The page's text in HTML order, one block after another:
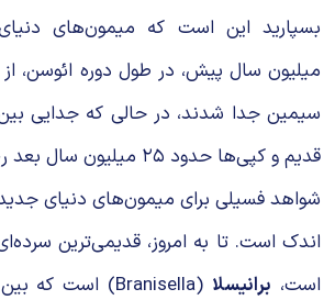
میلیون سال پیش، در طول دوره ائوسن،
سیمین جدا شدند، در حالی که جدایی
قدیم و کپی‌ها حدود ۲۵ میلیون سال بعد رخ داد.
شواهد فسیلی برای میمون‌های دنیای
اندک است. تا به امروز، قدیمی‌ترین
است، برانیسلا